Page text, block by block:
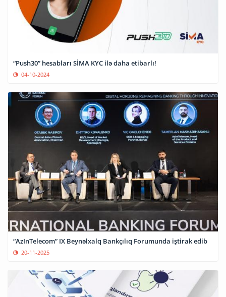
“Push30” hesabları SİMA KYC ilə daha etibarlı!
04-10-2024
“AzInTelecom” IX Beynəlxalq Bankçılıq Forumunda iştirak edib
20-11-2025